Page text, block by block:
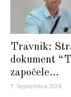
Travnik:
dokument
započele...
7. Septembra 2024.